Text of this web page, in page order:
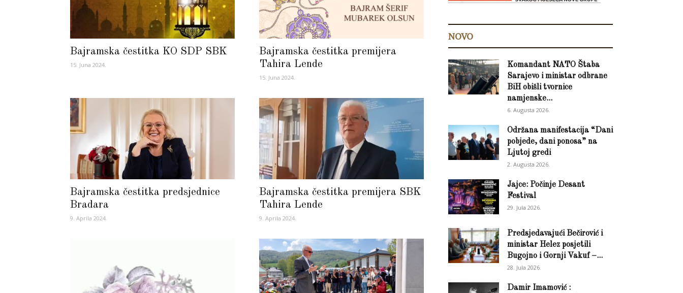
Bajramska čestitka KO SDP SBK
15. Juna 2024.
Bajramska čestitka premijera
Tahira Lende
15. Juna 2024.
Bajramska čestitka predsjednice
Bradara
9. Aprila 2024.
Bajramska čestitka premijera SBK
Tahira Lende
9. Aprila 2024.
NOVO
Komandant NATO Štaba
Sarajevo i ministar odbrane
BiH obišli tvornice
namjenske...
6. Augusta 2026.
Održana manifestacija “Dani
pobjede, dani ponosa” na
Ljutoj gredi
2. Augusta 2026.
Jajce: Počinje Desant
Festival
29. Jula 2026.
Predsjedavajući Bečirović i
ministar Helez posjetili
Bugojno i Gornji Vakuf –...
28. Jula 2026.
Damir Imamović :